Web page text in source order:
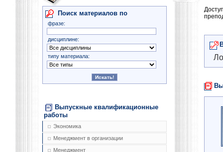
Поиск материалов по
фразе:
дисциплине:
типу материала:
Выпускные квалификационные
работы
Экономика
Менеджмент в организации
Менеджмент